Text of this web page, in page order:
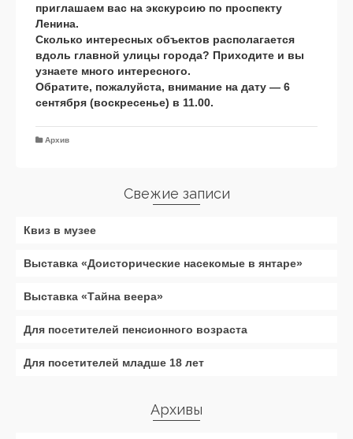
приглашаем вас на экскурсию по проспекту
Ленина.
Сколько интересных объектов располагается
вдоль главной улицы города? Приходите и вы
узнаете много интересного.
Обратите, пожалуйста, внимание на дату — 6
сентября (воскресенье) в 11.00.
Архив
Свежие записи
Квиз в музее
Выставка «Доисторические насекомые в янтаре»
Выставка «Тайна веера»
Для посетителей пенсионного возраста
Для посетителей младше 18 лет
Архивы